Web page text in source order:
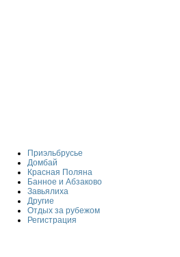
Приэльбрусье
Домбай
Красная Поляна
Банное и Абзаково
Завьялиха
Другие
Отдых за рубежом
Регистрация